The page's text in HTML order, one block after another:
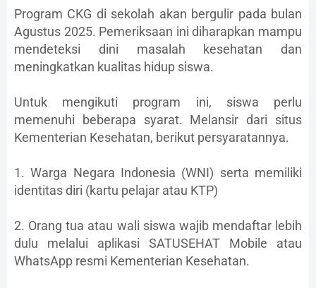
Program CKG di sekolah akan bergulir pada bulan
Agustus 2025. Pemeriksaan ini diharapkan mampu
mendeteksi dini masalah kesehatan dan
meningkatkan kualitas hidup siswa.
Untuk mengikuti program ini, siswa perlu
memenuhi beberapa syarat. Melansir dari situs
Kementerian Kesehatan, berikut persyaratannya.
1. Warga Negara Indonesia (WNI) serta memiliki
identitas diri (kartu pelajar atau KTP)
2. Orang tua atau wali siswa wajib mendaftar lebih
dulu melalui aplikasi SATUSEHAT Mobile atau
WhatsApp resmi Kementerian Kesehatan.